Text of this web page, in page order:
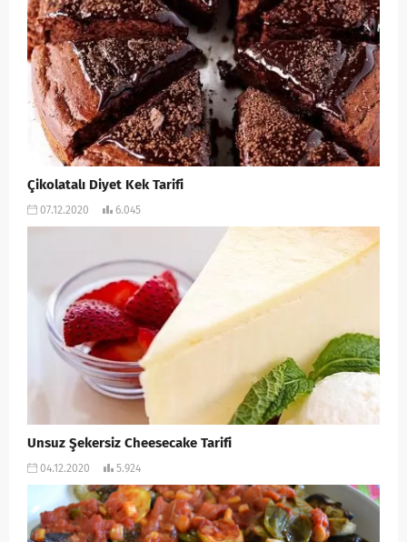
Çikolatalı Diyet Kek Tarifi
07.12.2020 6.045
Unsuz Şekersiz Cheesecake Tarifi
04.12.2020 5.924